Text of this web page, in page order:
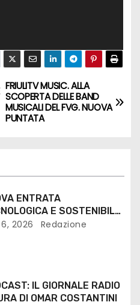
FRIULITV MUSIC. ALLA
SCOPERTA DELLE BAND
MUSICALI DEL FVG. NUOVA
PUNTATA
ENTRATA
E SOSTENIBILE
I MEZZI PESANTI ALLA
2026 Redazione
IL GIORNALE RADIO
DI OMAR COSTANTINI